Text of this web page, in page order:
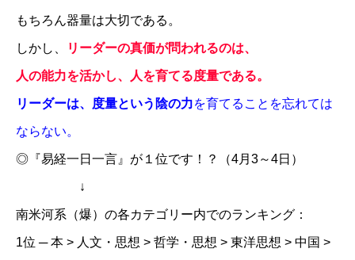
もちろん器量は大切である。
しかし、 リーダーの真価が問われるのは、
人の能力を活かし、人を育てる度量である。
リーダーは、度量という陰の力を育てることを忘れては
ならない。
◎『易経一日一言』が１位です！？（4月3～4日）
↓
南米河系（爆）の各カテゴリー内でのランキング：
1位 ─ 本 > 人文・思想 > 哲学・思想 > 東洋思想 > 中国 >